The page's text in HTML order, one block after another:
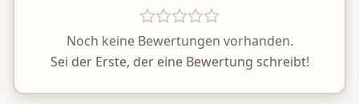
Noch keine Bewertungen vorhanden.
Sei der Erste, der eine Bewertung schreibt!